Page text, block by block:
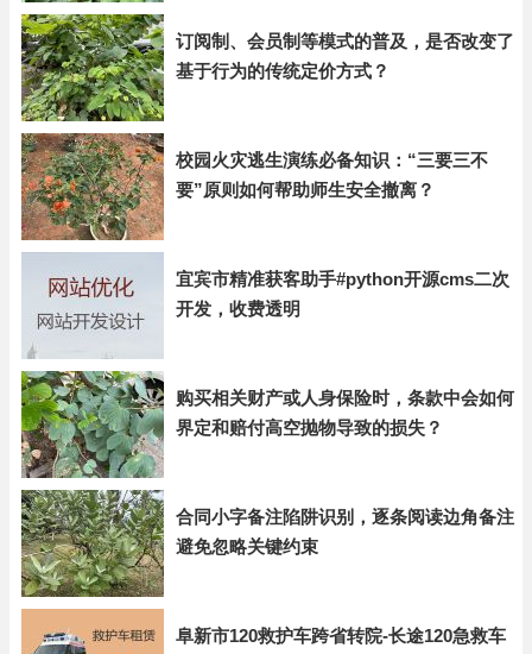
订阅制、会员制等模式的普及，是否改变了
基于行为的传统定价方式？
校园火灾逃生演练必备知识：“三要三不
要”原则如何帮助师生安全撤离？
宜宾市精准获客助手#python开源cms二次
开发，收费透明
购买相关财产或人身保险时，条款中会如何
界定和赔付高空抛物导致的损失？
合同小字备注陷阱识别，逐条阅读边角备注
避免忽略关键约束
阜新市120救护车跨省转院-长途120急救车